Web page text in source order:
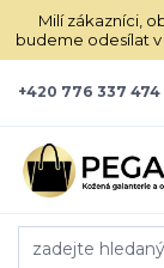
Milí zákazníci,
budeme odesílat v
+420 776 337 474